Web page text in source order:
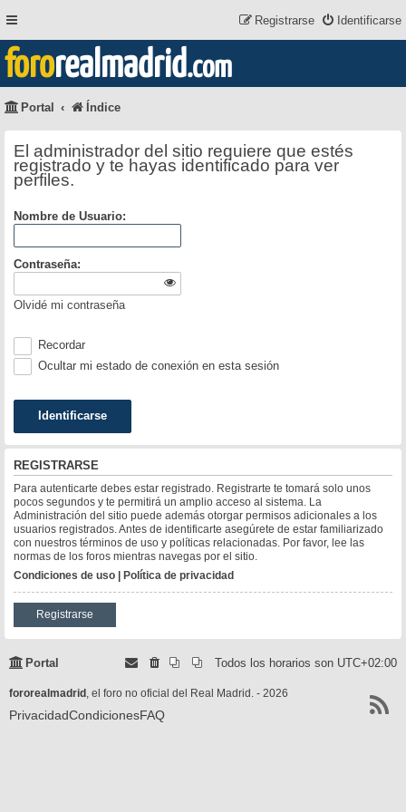
Identificarse
Registrarse
fororealmadrid.com
Portal Índice
El administrador del sitio requiere que estés
registrado y te hayas identificado para ver
perfiles.
Nombre de Usuario:
Contraseña:
Olvidé mi contraseña
Recordar
Ocultar mi estado de conexión en esta sesión
REGISTRARSE
Para autenticarte debes estar registrado. Registrarte te tomará solo unos
pocos segundos y te permitirá un amplio acceso al sistema. La
Administración del sitio puede además otorgar permisos adicionales a los
usuarios registrados. Antes de identificarte asegúrete de estar familiarizado
con nuestros términos de uso y políticas relacionadas. Por favor, lee las
normas de los foros mientras navegas por el sitio.
Condiciones de uso | Política de privacidad
Registrarse
Portal Todos los horarios son UTC+02:00
fororealmadrid , el foro no oficial del Real Madrid. - 2026
PrivacidadCondicionesFAQ